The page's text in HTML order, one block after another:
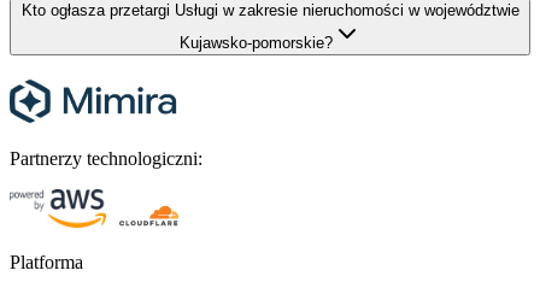
Kto ogłasza przetargi Usługi w zakresie nieruchomości w województwie
Kujawsko-pomorskie?
Partnerzy technologiczni:
Platforma